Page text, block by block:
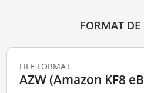
FORMAT DE
FILE FORMAT
AZW (Amazon KF8